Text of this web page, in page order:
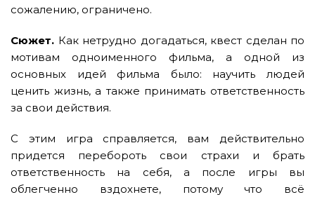
сожалению, ограничено.
Сюжет. Как нетрудно догадаться, квест сделан по
мотивам одноименного фильма, а одной из
основных идей фильма было: научить людей
ценить жизнь, а также принимать ответственность
за свои действия.
С этим игра справляется, вам действительно
придется перебороть свои страхи и брать
ответственность на себя, а после игры вы
облегченно вздохнете, потому что всё